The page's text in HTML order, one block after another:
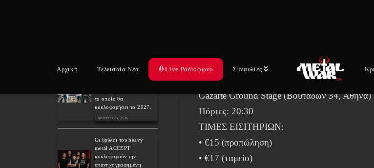
Αρχική Τελευταία Νέα Live Ραδιόφωνο Συναυλίες
Opening Act: FUTUROKOMONO
Παρασκευή 19 Δεκεμβρίου 2025
Gazarte Ground Stage (Βουτάδων 34, Αθήνα)
Πόρτες: 20:30
ΤΙΜΕΣ ΕΙΣΙΤΗΡΙΩΝ:
• €15 (προπώληση)
• €17 (ταμείο)
το οποίο θα
κυκλοφορήσει το 2027.
5 ΑΥΓΟΎΣΤΟΥ, 2026
Οι θρύλοι του heavy
metal ACCEPT
κυκλοφορούν την
επανηχογραφημένη